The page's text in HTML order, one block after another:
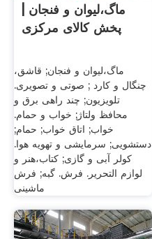
ماگ،لیوان و فنجان |
پخش کالای مرکزی
ماگ،لیوان و فنجان; قاشق،
چنگال و کارد ; صوتی و تصویری.
تلویزیون; چند راهی برق و
محافظ ولتاژ; خواب و حمام.
خواب; اتاق خواب; حمام;
دستشویی; سرمایشی و تهویه هوا.
کولر آبی و گازی; کتاب،هنر و
لوازم التحریر. فرش. گبه; فرش
ماشینی